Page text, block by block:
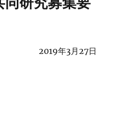
2019年3月27日